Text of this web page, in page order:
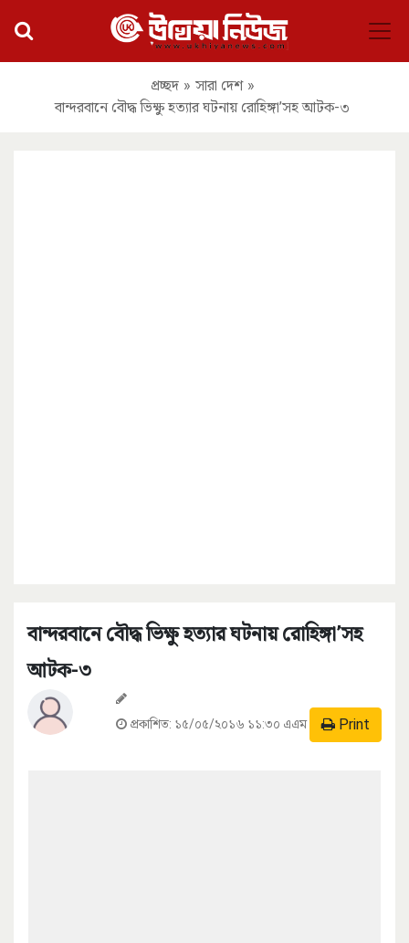
প্রচ্ছদ » সারা দেশ »
বান্দরবানে বৌদ্ধ ভিক্ষু হত্যার ঘটনায় রোহিঙ্গা’সহ আটক-৩
বান্দরবানে বৌদ্ধ ভিক্ষু হত্যার ঘটনায় রোহিঙ্গা’সহ
আটক-৩
প্রকাশিত: ১৫/০৫/২০১৬ ১১:৩০ এএম Print